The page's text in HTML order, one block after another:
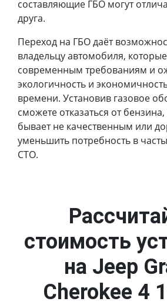
составляющие ГБО могут
друга.
Переход на ГБО даёт
владельцу автомобиля,
современным требованиям и
экологичность и
времени. Установив газовое
сможете отказаться от
бывает не качественным или
уменьшить потребность в
СТО.
стоимость
на Jeep
Cherokee 4